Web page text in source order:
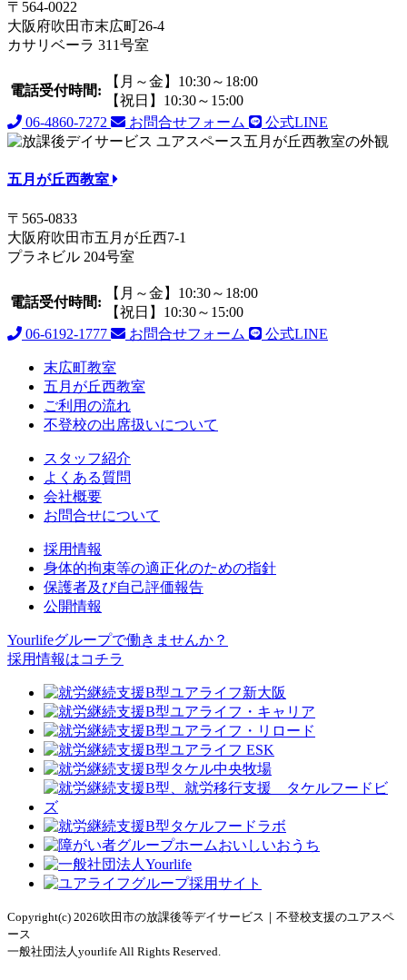
〒564-0022
大阪府吹田市末広町26-4
カサリベーラ 311号室
電話受付時間:
【月～金】10:30～18:00
【祝日】10:30～15:00
06-4860-7272
お問合せフォーム 公式LINE
五月が丘西教室
〒565-0833
大阪府吹田市五月が丘西7-1
プラネビル 204号室
電話受付時間:
【月～金】10:30～18:00
【祝日】10:30～15:00
06-6192-1777
お問合せフォーム 公式LINE
末広町教室
五月が丘西教室
ご利用の流れ
不登校の出席扱いについて
スタッフ紹介
よくある質問
会社概要
お問合せについて
採用情報
身体的拘束等の適正化のための指針
保護者及び自己評価報告
公開情報
Yourlifeグループで働きませんか？
採用情報はコチラ
Copyright(c) 2026吹田市の放課後等デイサービス｜不登校支援のユアスペ
ース
一般社団法人yourlife All Rights Reserved.